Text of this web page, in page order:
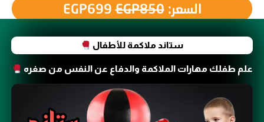
السعر: EGP850
EGP699
ستاند ملاكمة للأطفال
علم طفلك مهارات الملاكمة والدفاع عن النفس من صغره